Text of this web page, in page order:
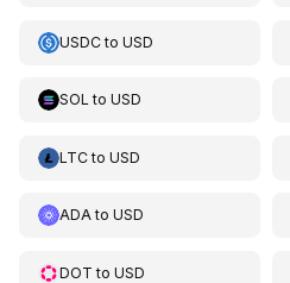
USDCto USD
SOL to USD
LTCto USD
ADAto USD
DOT to USD